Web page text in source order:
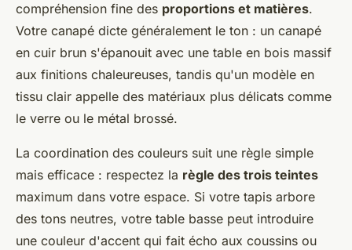
compréhension fine des proportions et matières.
Votre canapé dicte généralement le ton : un canapé
en cuir brun s'épanouit avec une table en bois massif
aux finitions chaleureuses, tandis qu'un modèle en
tissu clair appelle des matériaux plus délicats comme
le verre ou le métal brossé.
La coordination des couleurs suit une règle simple
mais efficace : respectez la règle des trois teintes
maximum dans votre espace. Si votre tapis arbore
des tons neutres, votre table basse peut introduire
une couleur d'accent qui fait écho aux coussins ou